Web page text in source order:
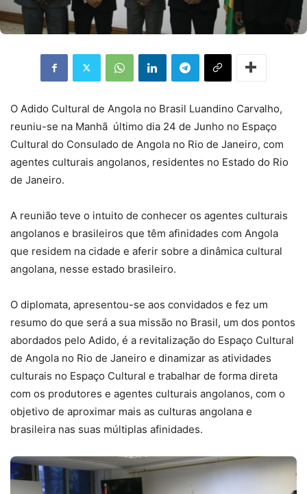
O Adido Cultural de Angola no Brasil Luandino Carvalho,
reuniu-se na Manhã último dia 24 de Junho no Espaço
Cultural do Consulado de Angola no Rio de Janeiro, com
agentes culturais angolanos, residentes no Estado do Rio
de Janeiro.
A reunião teve o intuito de conhecer os agentes culturais
angolanos e brasileiros que têm afinidades com Angola
que residem na cidade e aferir sobre a dinâmica cultural
angolana, nesse estado brasileiro.
O diplomata, apresentou-se aos convidados e fez um
resumo do que será a sua missão no Brasil, um dos pontos
abordados pelo Adido, é a revitalização do Espaço Cultural
de Angola no Rio de Janeiro e dinamizar as atividades
culturais no Espaço Cultural e trabalhar de forma direta
com os produtores e agentes culturais angolanos, com o
objetivo de aproximar mais as culturas angolana e
brasileira nas suas múltiplas afinidades.